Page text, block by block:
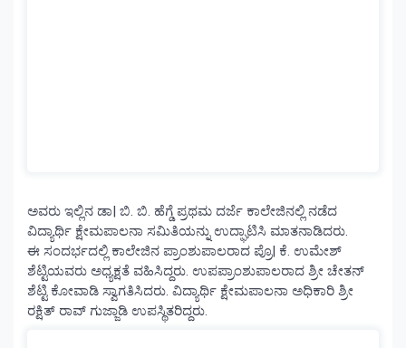
ಅವರು ಇಲ್ಲಿನ ಡಾ| ಬಿ. ಬಿ. ಹೆಗ್ಡೆ ಪ್ರಥಮ ದರ್ಜೆ ಕಾಲೇಜಿನಲ್ಲಿ ನಡೆದ
ವಿದ್ಯಾರ್ಥಿ ಕ್ಷೇಮಪಾಲನಾ ಸಮಿತಿಯನ್ನು ಉದ್ಘಾಟಿಸಿ ಮಾತನಾಡಿದರು.
ಈ ಸಂದರ್ಭದಲ್ಲಿ ಕಾಲೇಜಿನ ಪ್ರಾಂಶುಪಾಲರಾದ ಪ್ರೊ| ಕೆ. ಉಮೇಶ್
ಶೆಟ್ಟಿಯವರು ಅಧ್ಯಕ್ಷತೆ ವಹಿಸಿದ್ದರು. ಉಪಪ್ರಾಂಶುಪಾಲರಾದ ಶ್ರೀ ಚೇತನ್
ಶೆಟ್ಟಿ ಕೋವಾಡಿ ಸ್ವಾಗತಿಸಿದರು. ವಿದ್ಯಾರ್ಥಿ ಕ್ಷೇಮಪಾಲನಾ ಅಧಿಕಾರಿ ಶ್ರೀ
ರಕ್ಷಿತ್ ರಾವ್ ಗುಜ್ಜಾಡಿ ಉಪಸ್ಥಿತರಿದ್ದರು.